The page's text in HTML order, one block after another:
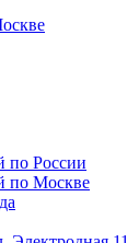
по России
по Москве